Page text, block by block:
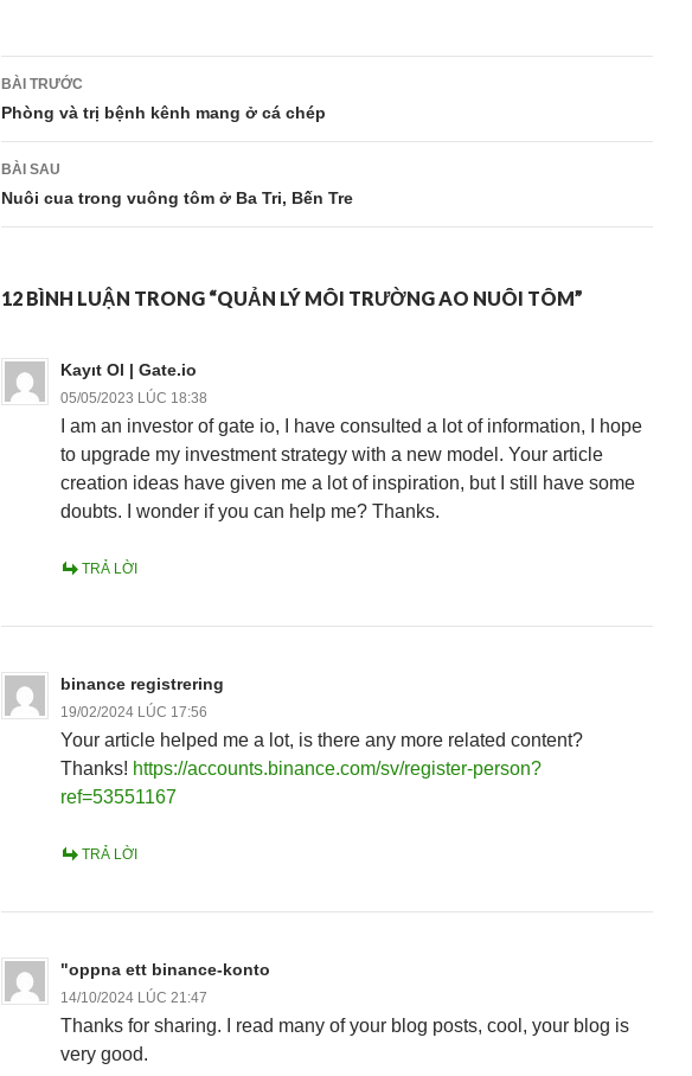
Điều
hướng
bài
viết
BÀI TRƯỚC
Phòng và trị bệnh kênh mang ở cá chép
BÀI SAU
Nuôi cua trong vuông tôm ở Ba Tri, Bến Tre
12 BÌNH LUẬN TRONG “QUẢN LÝ MÔI TRƯỜNG AO NUÔI TÔM”
Kayıt Ol | Gate.io
05/05/2023 LÚC 18:38
I am an investor of gate io, I have consulted a lot of information, I hope
to upgrade my investment strategy with a new model. Your article
creation ideas have given me a lot of inspiration, but I still have some
doubts. I wonder if you can help me? Thanks.
TRẢ LỜI
binance registrering
19/02/2024 LÚC 17:56
Your article helped me a lot, is there any more related content?
Thanks! https://accounts.binance.com/sv/register-person?
ref=53551167
TRẢ LỜI
"oppna ett binance-konto
14/10/2024 LÚC 21:47
Thanks for sharing. I read many of your blog posts, cool, your blog is
very good.